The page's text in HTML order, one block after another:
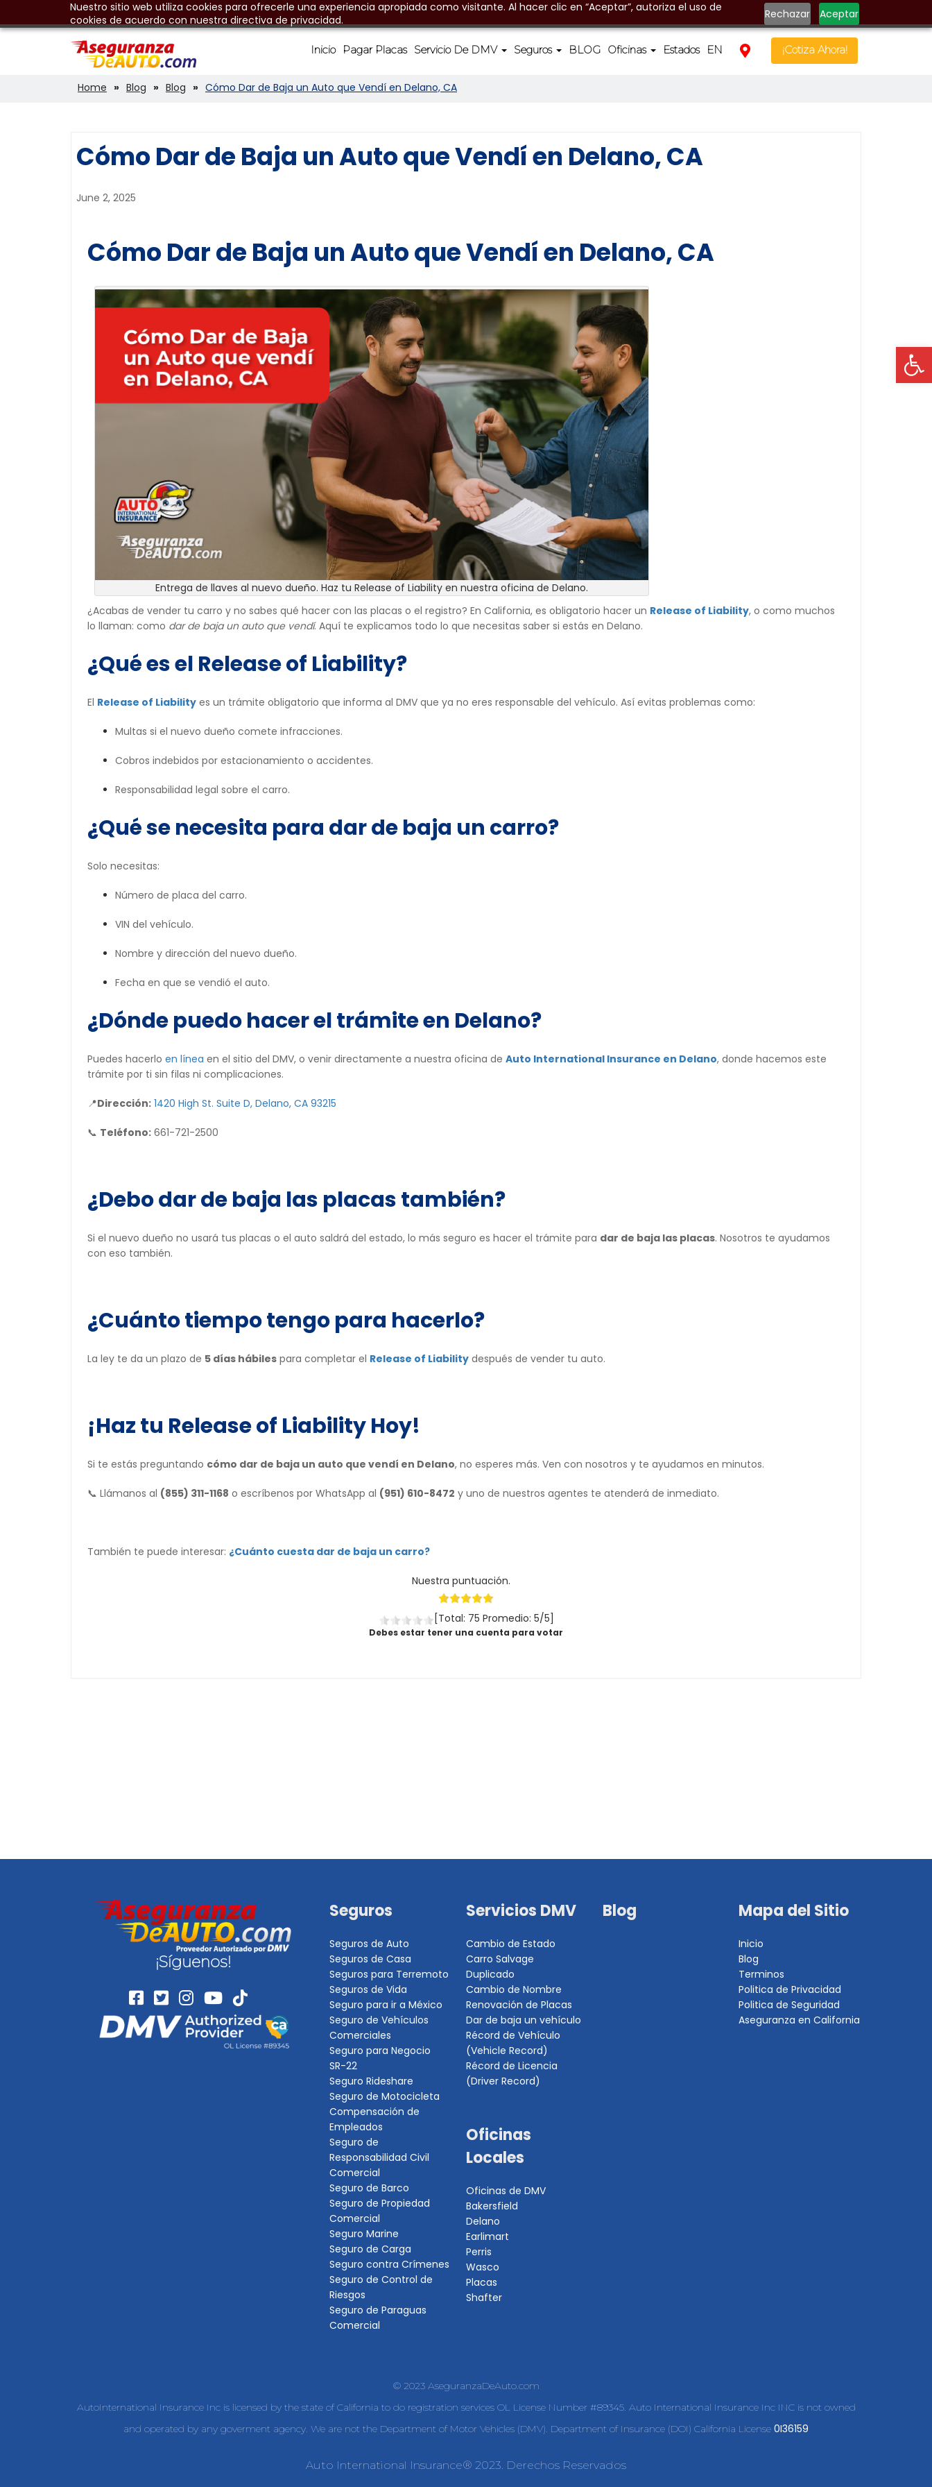
Nuestro sitio web utiliza cookies para ofrecerle una experiencia apropiada como visitante. Al hacer clic en “Aceptar”, autoriza el uso de
cookies de acuerdo con nuestra directiva de privacidad.
Rechazar Aceptar
Inicio Pagar Placas Servicio De DMV Seguros BLOG Oficinas Estados EN ¡Cotiza Ahora!
Home Blog Blog Cómo Dar de Baja un Auto que Vendí en Delano, CA
Cómo Dar de Baja un Auto que Vendí en Delano, CA
June 2, 2025
Cómo Dar de Baja un Auto que Vendí en Delano, CA
Entrega de llaves al nuevo dueño. Haz tu Release of Liability en nuestra oficina de Delano.
¿Acabas de vender tu carro y no sabes qué hacer con las placas o el registro? En California, es obligatorio hacer un Release of Liability, o como muchos
lo llaman: como dar de baja un auto que vendí. Aquí te explicamos todo lo que necesitas saber si estás en Delano.
¿Qué es el Release of Liability?
El Release of Liability es un trámite obligatorio que informa al DMV que ya no eres responsable del vehículo. Así evitas problemas como:
Multas si el nuevo dueño comete infracciones.
Cobros indebidos por estacionamiento o accidentes.
Responsabilidad legal sobre el carro.
¿Qué se necesita para dar de baja un carro?
Solo necesitas:
Número de placa del carro.
VIN del vehículo.
Nombre y dirección del nuevo dueño.
Fecha en que se vendió el auto.
¿Dónde puedo hacer el trámite en Delano?
Puedes hacerlo en línea en el sitio del DMV, o venir directamente a nuestra oficina de Auto International Insurance en Delano, donde hacemos este
trámite por ti sin filas ni complicaciones.
📍Dirección: 1420 High St. Suite D, Delano, CA 93215
📞 Teléfono: 661-721-2500
¿Debo dar de baja las placas también?
Si el nuevo dueño no usará tus placas o el auto saldrá del estado, lo más seguro es hacer el trámite para dar de baja las placas. Nosotros te ayudamos
con eso también.
¿Cuánto tiempo tengo para hacerlo?
La ley te da un plazo de 5 días hábiles para completar el Release of Liability después de vender tu auto.
¡Haz tu Release of LiabilityHoy!
Si te estás preguntando cómo dar de baja un auto que vendí en Delano, no esperes más. Ven con nosotros y te ayudamos en minutos.
📞 Llámanos al (855) 311-1168 o escríbenos por WhatsApp al (951) 610-8472 y uno de nuestros agentes te atenderá de inmediato.
También te puede interesar: ¿Cuánto cuesta dar de baja un carro?
Nuestra puntuación.
[Total: 75 Promedio: 5/5]
Debes estar tener una cuenta para votar
¡Síguenos!
Seguros
Seguros de Auto
Seguros de Casa
Seguros para Terremoto
Seguros de Vida
Seguro para ir a México
Seguro de Vehículos
Comerciales
Seguro para Negocio
SR-22
Seguro Rideshare
Seguro de Motocicleta
Compensación de
Empleados
Seguro de
Responsabilidad Civil
Comercial
Seguro de Barco
Seguro de Propiedad
Comercial
Seguro Marine
Seguro de Carga
Seguro contra Crímenes
Seguro de Control de
Riesgos
Seguro de Paraguas
Comercial
Servicios DMV
Cambio de Estado
Carro Salvage
Duplicado
Cambio de Nombre
Renovación de Placas
Dar de baja un vehículo
Récord de Vehículo
(Vehicle Record)
Récord de Licencia
(Driver Record)
Oficinas
Locales
Oficinas de DMV
Bakersfield
Delano
Earlimart
Perris
Wasco
Placas
Shafter
Blog Mapa del Sitio
Inicio
Blog
Terminos
Politica de Privacidad
Politica de Seguridad
Aseguranza en California
© 2023 AseguranzaDeAuto.com
AutoInternational Insurance Inc is licensed by the state of California to do registration services OL License Number #89345. Auto International Insurance Inc INC is not owned
and operated by any goverment agency. We are not the Department of Motor Vehicles (DMV). Department of Insurance (DOI) California License 0I36159
Auto International Insurance® 2023. Derechos Reservados